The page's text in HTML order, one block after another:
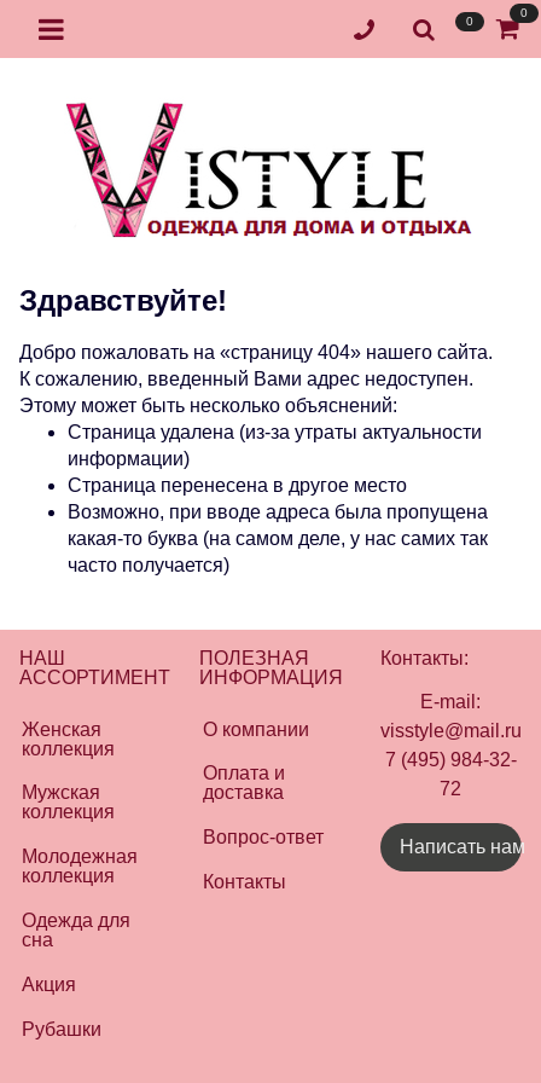
0
0
Здравствуйте!
Добро пожаловать на «страницу 404» нашего сайта.
К сожалению, введенный Вами адрес недоступен.
Этому может быть несколько объяснений:
Страница удалена (из-за утраты актуальности
информации)
Страница перенесена в другое место
Возможно, при вводе адреса была пропущена
какая-то буква (на самом деле, у нас самих так
часто получается)
НАШ
АССОРТИМЕНТ
Женская
коллекция
Мужская
коллекция
Молодежная
коллекция
Одежда для
сна
Акция
Рубашки
ПОЛЕЗНАЯ
ИНФОРМАЦИЯ
О компании
Оплата и
доставка
Вопрос-ответ
Контакты
Контакты:
E-mail:
visstyle@mail.ru
7 (495) 984-32-
72
Написать нам